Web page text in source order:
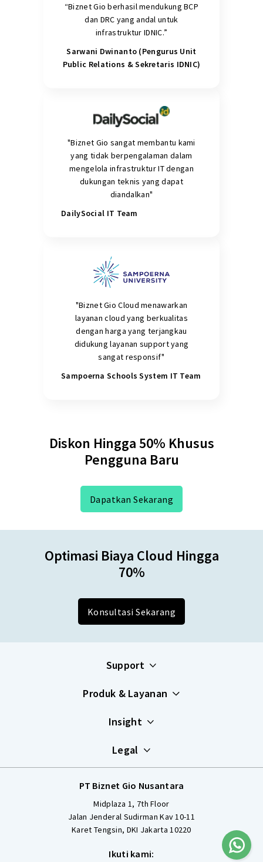
“Biznet Gio berhasil mendukung BCP
dan DRC yang andal untuk
infrastruktur IDNIC.”
Sarwani Dwinanto (Pengurus Unit
Public Relations & Sekretaris IDNIC)
"Biznet Gio sangat membantu kami
yang tidak berpengalaman dalam
mengelola infrastruktur IT dengan
dukungan teknis yang dapat
diandalkan"
DailySocial IT Team
"Biznet Gio Cloud menawarkan
layanan cloud yang berkualitas
dengan harga yang terjangkau
didukung layanan support yang
sangat responsif"
Sampoerna Schools System IT Team
Diskon Hingga 50% Khusus
Pengguna Baru
Dapatkan Sekarang
Optimasi Biaya Cloud Hingga
70%
Konsultasi Sekarang
PT Biznet Gio Nusantara
Midplaza 1, 7th Floor
Jalan Jenderal Sudirman Kav 10-11
Karet Tengsin, DKI Jakarta 10220
Support
Produk & Layanan
Insight
Legal
Ikuti kami: